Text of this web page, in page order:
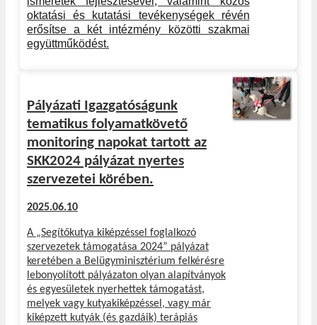
oktatási és kutatási tevékenységek révén
erősítse a két intézmény közötti szakmai
együttműködést.
Pályázati Igazgatóságunk
tematikus folyamatkövető
monitoring napokat tartott az
SKK2024 pályázat nyertes
szervezetei körében.
2025.06.10
A „Segítőkutya kiképzéssel foglalkozó
szervezetek támogatása 2024” pályázat
keretében a Belügyminisztérium felkérésre
lebonyolított pályázaton olyan alapítványok
és egyesületek nyerhettek támogatást,
melyek vagy kutyakiképzéssel, vagy már
kiképzett kutyák (és gazdáik) terápiás